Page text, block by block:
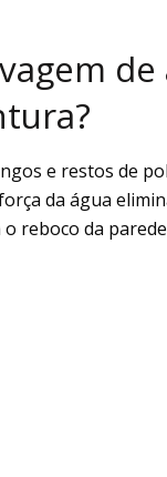
e restos de
da água
reboco da